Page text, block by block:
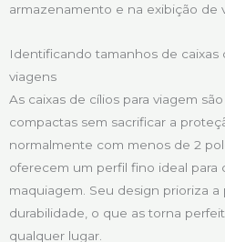
armazenamento e na exibição de
Identificando tamanhos de caixas
viagens
As caixas de cílios para viagem
compactas sem sacrificar a
normalmente com menos de 2
oferecem um perfil fino ideal para
maquiagem. Seu design prioriza a
durabilidade, o que as torna
qualquer lugar.